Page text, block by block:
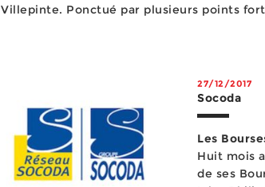
Villepinte. Ponctué par plusieurs points
27/12/2017
Socoda
Les
Huit mois
de ses